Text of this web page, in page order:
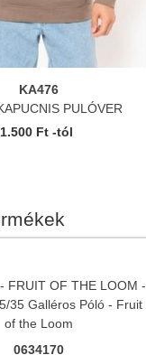
KA476
PULÓVER
1.500 Ft -tól
0634170